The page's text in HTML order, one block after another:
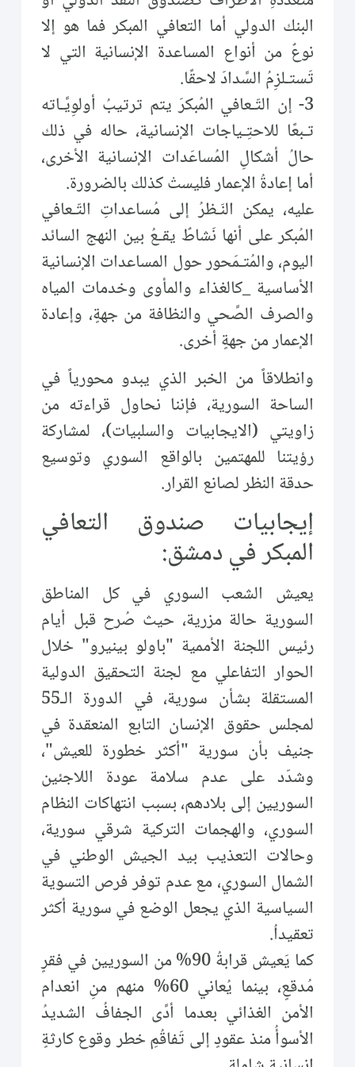
البنك الدولي أما التعافي المبكر فما هو إلا
نوعٌ من أنواع المساعدة الإنسانية التي لا
تَستـلزِمُ السَّدادَ لاحقًا.
3- إن التّـعافي المُبكرَ يتم ترتيبُ أولوِيَّـاته
تـبعًا للاحتِـياجات الإنسانية، حاله في ذلك
حالُ أشكالِ المُساعَدات الإنسانية الأخرى،
أما إعادةُ الإعمار فليستْ كذلك بالضرورة.
عليه، يمكن النَـظرُ إلى مُساعداتِ التّـعافي
المُبكر على أنها نَشاطٌ يقـعُ بين النهج السائد
اليوم، والمُتـمَحور حول المساعدات الإنسانية
الأساسية _كالغذاء والمأوى وخدمات المياه
والصرف الصِّحي والنظافة من جهةٍ، وإعادة
الإعمار من جهةٍ أخرى.
وانطلاقاً من الخبر الذي يبدو محورياً في
الساحة السورية، فإننا نحاول قراءته من
زاويتي (الايجابيات والسلبيات)، لمشاركة
رؤيتنا للمهتمين بالواقع السوري وتوسيع
حدقة النظر لصانع القرار.
إيجابيات صندوق التعافي
المبكر في دمشق:
يعيش الشعب السوري في كل المناطق
السورية حالة مزرية، حيث صُرح قبل أيام
رئيس اللجنة الأممية "باولو بينيرو" خلال
الحوار التفاعلي مع لجنة التحقيق الدولية
المستقلة بشأن سورية، في الدورة الـ55
لمجلس حقوق الإنسان التابع المنعقدة في
جنيف بأن سورية "أكثر خطورة للعيش"،
وشدّد على عدم سلامة عودة اللاجئين
السوريين إلى بلادهم، بسبب انتهاكات النظام
السوري، والهجمات التركية شرقي سورية،
وحالات التعذيب بيد الجيش الوطني في
الشمال السوري، مع عدم توفر فرص التسوية
السياسية الذي يجعل الوضع في سورية أكثر
تعقيداُ.
كما يَعيش قرابةُ 90% من السوريين في فقرٍ
مُدقعٍ، بينما يُعاني 60% منهم منِ انعدام
الأمن الغذائي بعدما أدَّى الجفافُ الشديدُ
الأسوأُ منذ عقودٍ إلى تَفاقُمِ خطر وقوع كارثةٍ